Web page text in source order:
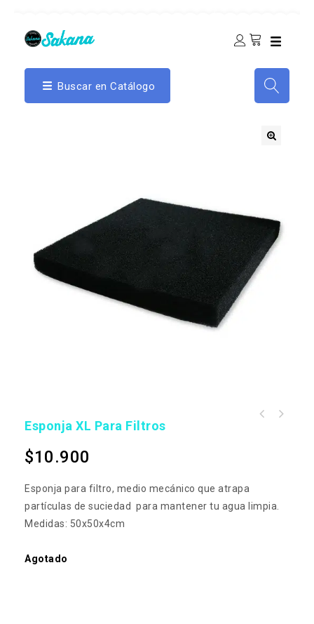
Buscar en Catálogo
Esponja XL Para Filtros
$10.900
Esponja para filtro, medio mecánico que atrapa
partículas de suciedad para mantener tu agua limpia.
Medidas: 50x50x4cm
Agotado